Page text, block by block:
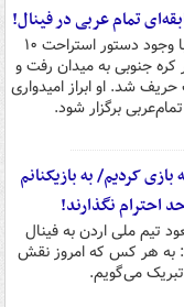
تمام‌ عربی در فینال!
ستاره اردنی‌ها گفت که با وجود دستور استراحت ۱۰
کره‌ جنوبی به میدان رفت و
شد. او ابراز امیدواری
برگزار شود.
کردیم/ به بازیکنانم
احترام نگذارند!
ملی اردن به فینال
به هر کس که امروز نقش
می‌گویم.